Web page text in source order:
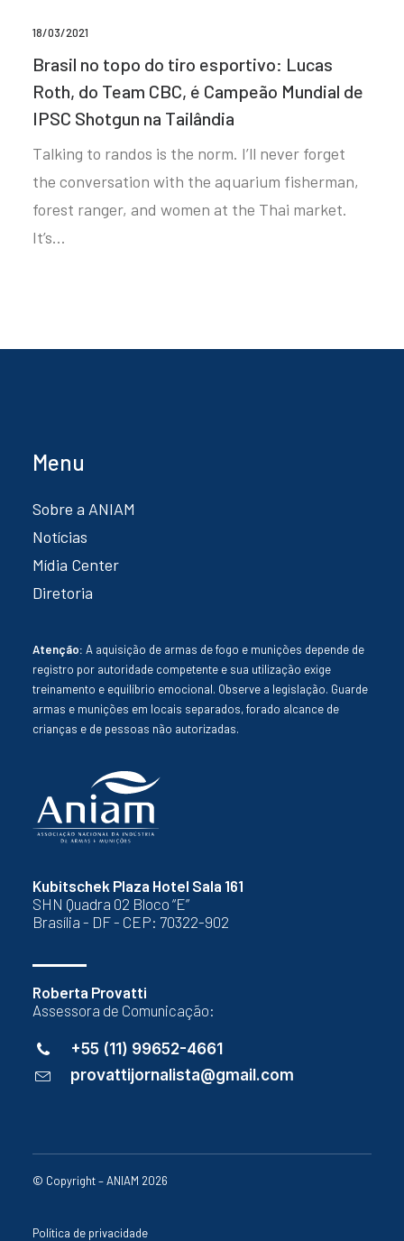
18/03/2021
Brasil no topo do tiro esportivo: Lucas
Roth, do Team CBC, é Campeão Mundial de
IPSC Shotgun na Tailândia
Talking to randos is the norm. I’ll never forget
the conversation with the aquarium fisherman,
forest ranger, and women at the Thai market.
It’s…
Kubitschek Plaza Hotel Sala 161
SHN Quadra 02 Bloco “E”
Brasília - DF - CEP: 70322-902
Roberta Provatti
Assessora de Comunicação:
+55 (11) 99652-4661
provattijornalista@gmail.com
Menu
Sobre a ANIAM
Notícias
Mídia Center
Diretoria
Atenção: A aquisição de armas de fogo e munições depende de
registro por autoridade competente e sua utilização exige
treinamento e equilíbrio emocional. Observe a legislação. Guarde
armas e munições em locais separados, forado alcance de
crianças e de pessoas não autorizadas.
© Copyright – ANIAM 2026
Política de privacidade